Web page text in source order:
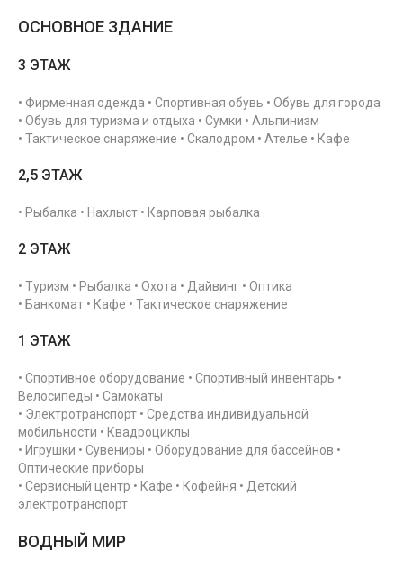
ОСНОВНОЕ ЗДАНИЕ
3 ЭТАЖ
• Фирменная одежда • Спортивная обувь • Обувь для города
• Обувь для туризма и отдыха • Сумки • Альпинизм
• Тактическое снаряжение • Скалодром • Ателье • Кафе
2,5 ЭТАЖ
• Рыбалка • Нахлыст • Карповая рыбалка
2 ЭТАЖ
• Туризм • Рыбалка • Охота • Дайвинг • Оптика
• Банкомат • Кафе • Тактическое снаряжение
1 ЭТАЖ
• Спортивное оборудование • Спортивный инвентарь •
Велосипеды • Самокаты
• Электротранспорт • Средства индивидуальной
мобильности • Квадроциклы
• Игрушки • Сувениры • Оборудование для бассейнов •
Оптические приборы
• Сервисный центр • Кафе • Кофейня • Детский
электротранспорт
ВОДНЫЙ МИР